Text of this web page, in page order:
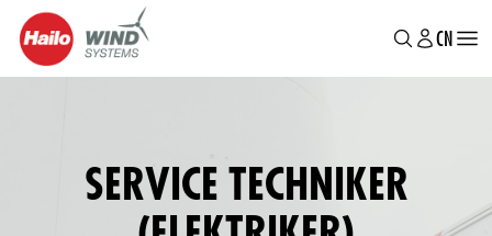
主
CNENDE
SERVICE TECHNIKER